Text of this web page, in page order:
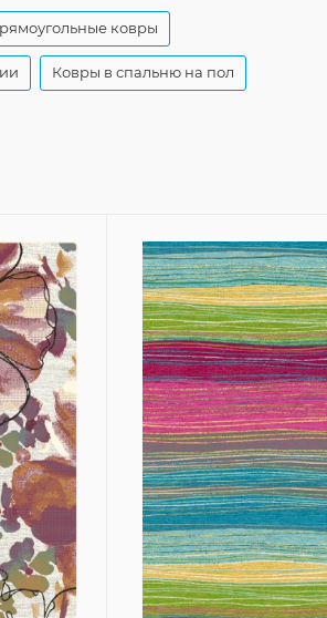
ковры
Ковры в спальню на пол